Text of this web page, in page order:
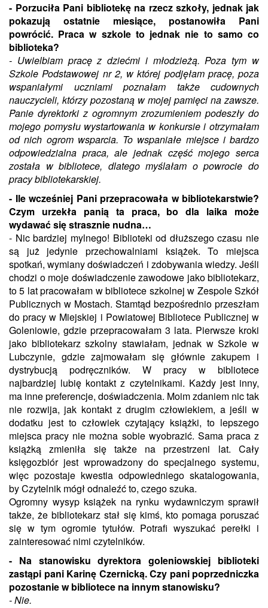
- Porzuciła Pani bibliotekę na rzecz szkoły, jednak jak
pokazują ostatnie miesiące, postanowiła Pani
powrócić. Praca w szkole to jednak nie to samo co
biblioteka?
- Uwielbiam pracę z dziećmi i młodzieżą. Poza tym w
Szkole Podstawowej nr 2, w której podjęłam pracę, poza
wspaniałymi uczniami poznałam także cudownych
nauczycieli, którzy pozostaną w mojej pamięci na zawsze.
Panie dyrektorki z ogromnym zrozumieniem podeszły do
mojego pomysłu wystartowania w konkursie i otrzymałam
od nich ogrom wsparcia. To wspaniałe miejsce i bardzo
odpowiedzialna praca, ale jednak część mojego serca
została w bibliotece, dlatego myślałam o powrocie do
pracy bibliotekarskiej.
- Ile wcześniej Pani przepracowała w bibliotekarstwie?
Czym urzekła panią ta praca, bo dla laika może
wydawać się strasznie nudna…
- Nic bardziej mylnego! Biblioteki od dłuższego czasu nie
są już jedynie przechowalniami książek. To miejsca
spotkań, wymiany doświadczeń i zdobywania wiedzy. Jeśli
chodzi o moje doświadczenie zawodowe jako bibliotekarz,
to 5 lat pracowałam w bibliotece szkolnej w Zespole Szkół
Publicznych w Mostach. Stamtąd bezpośrednio przeszłam
do pracy w Miejskiej i Powiatowej Bibliotece Publicznej w
Goleniowie, gdzie przepracowałam 3 lata. Pierwsze kroki
jako bibliotekarz szkolny stawiałam, jednak w Szkole w
Lubczynie, gdzie zajmowałam się głównie zakupem i
dystrybucją podręczników. W pracy w bibliotece
najbardziej lubię kontakt z czytelnikami. Każdy jest inny,
ma inne preferencje, doświadczenia. Moim zdaniem nic tak
nie rozwija, jak kontakt z drugim człowiekiem, a jeśli w
dodatku jest to człowiek czytający książki, to lepszego
miejsca pracy nie można sobie wyobrazić. Sama praca z
książką zmieniła się także na przestrzeni lat. Cały
księgozbiór jest wprowadzony do specjalnego systemu,
więc pozostaje kwestia odpowiedniego skatalogowania,
by Czytelnik mógł odnaleźć to, czego szuka.
Ogromny wysyp książek na rynku wydawniczym sprawił
także, że bibliotekarz stał się kimś, kto pomaga poruszać
się w tym ogromie tytułów. Potrafi wyszukać perełki i
zainteresować nimi czytelników.
- Na stanowisku dyrektora goleniowskiej biblioteki
zastąpi pani Karinę Czernicką. Czy pani poprzedniczka
pozostanie w bibliotece na innym stanowisku?
- Nie.